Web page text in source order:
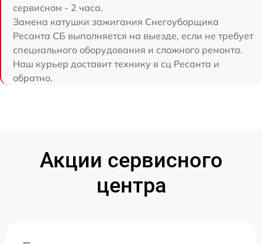
сервисном - 2 часа.
Замена катушки зажигания Снегоуборщика
Ресанта СБ выполняется на выезде, если не требует
специального оборудования и сложного ремонта.
Наш курьер доставит технику в сц Ресанта и
обратно.
Акции сервисного
центра